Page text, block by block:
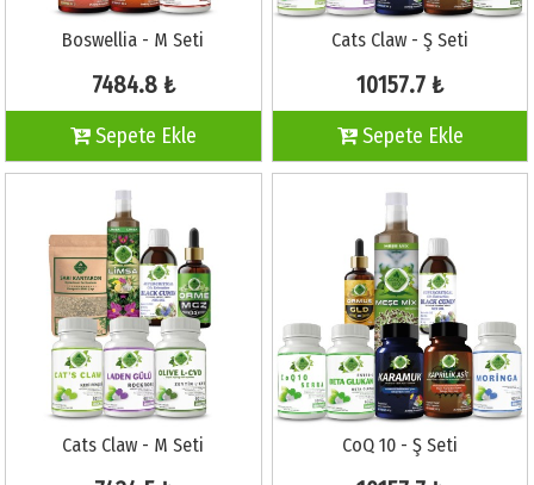
Boswellia - M Seti
7484.8 ₺
Sepete Ekle
Cats Claw - Ş Seti
10157.7 ₺
Sepete Ekle
Cats Claw - M Seti CoQ 10 - Ş Seti